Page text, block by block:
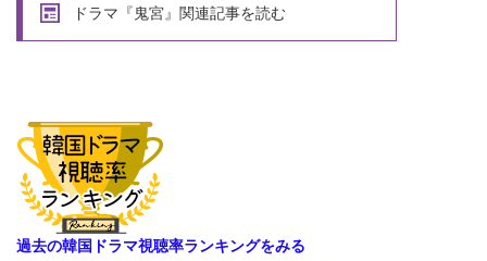
ドラマ『鬼宮』関連記事を読む
過去の韓国ドラマ視聴率ランキングをみる